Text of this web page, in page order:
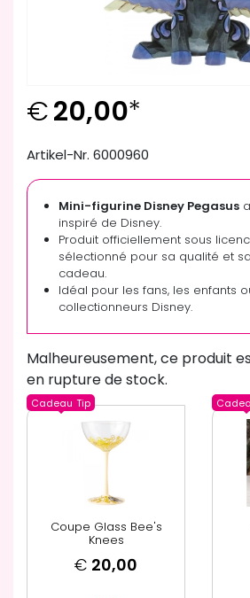
€20,00*
Artikel-Nr. 6000960
Mini-figurine Disney Pegasus
inspiré de Disney.
Produit officiellement sous
sélectionné pour sa qualité et
cadeau.
Idéal pour les fans, les enfants
collectionneurs Disney.
Malheureusement, ce produit
en rupture de stock.
Cadeau Tip
Coupe Glass Bee's
Knees
€ 20,00